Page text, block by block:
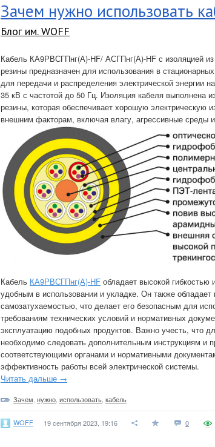
Зачем нужно использовать
Блог им. WOFF
Кабель КА9РВСГПнг(А)-HF/ АСГПнг(А)-HF с изоляцией
резины предназначен для использования в
для передачи и распределения электрической энергии
35 кВ с частотой до 50 Гц. Изоляция кабеля выполнена
резины, которая обеспечивает хорошую электрическую
внешним факторам, включая влагу, агрессивные среды
Кабель КА9РВСГПнг(А)-HF обладает высокой гибкостью
удобным в использовании и укладке. Он также обладает
самозатухаемостью, что делает его безопасным для
требованиям технических условий и нормативных
эксплуатацию подобных продуктов. Важно учесть, что
необходимо следовать дополнительным инструкциям и
соответствующими органами и нормативными
эффективность работы всей электрической системы.
Читать дальше →
Зачем нужно использовать кабель
WOFF 19 сентября 2023, 19:16 0